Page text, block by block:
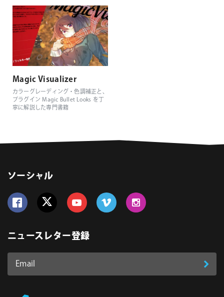
Magic Visualizer
カラーグレーディング・色調補正と、
プラグイン Magic Bullet Looks を丁
寧に解説した専門書籍
ソーシャル
ニュースレター登録
Email
登